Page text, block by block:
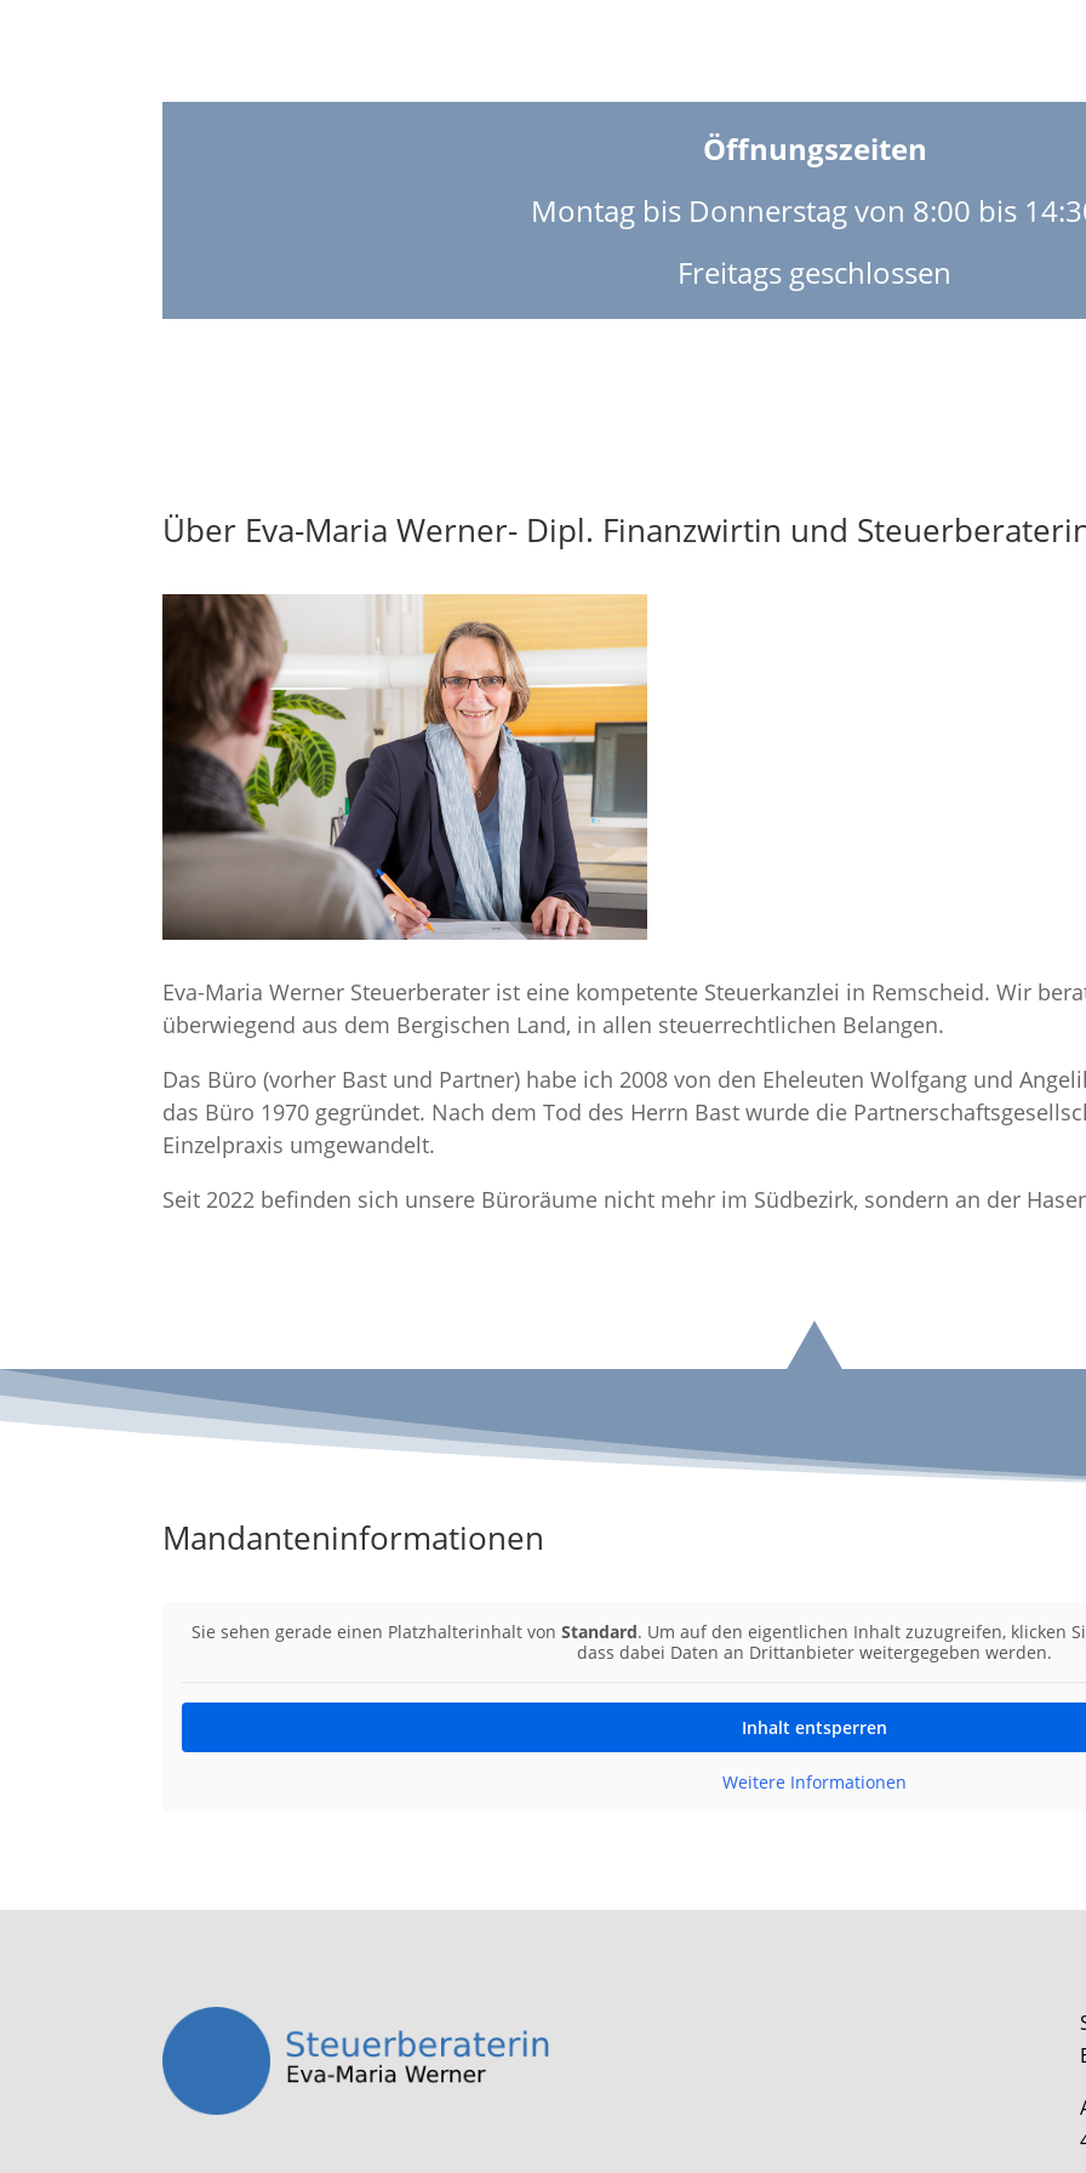
Öffnungszeiten
Montag bis Donnerstag von 8:00 bis
Freitags geschlossen
Über Eva-Maria Werner- Dipl. Finanzwirtin und
Eva-Maria Werner Steuerberater ist eine kompetente Steuerkanzlei in Remscheid. Wir
überwiegend aus dem Bergischen Land, in allen steuerrechtlichen Belangen.
Das Büro (vorher Bast und Partner) habe ich 2008 von den Eheleuten Wolfgang und
das Büro 1970 gegründet. Nach dem Tod des Herrn Bast wurde die
Einzelpraxis umgewandelt.
Seit 2022 befinden sich unsere Büroräume nicht mehr im Südbezirk, sondern an der
Mandanteninformationen
Sie sehen gerade einen Platzhalterinhalt von Standard. Um auf den eigentlichen Inhalt zuzugreifen, klicken
dass dabei Daten an Drittanbieter weitergegeben werden.
Inhalt entsperren
Weitere Informationen